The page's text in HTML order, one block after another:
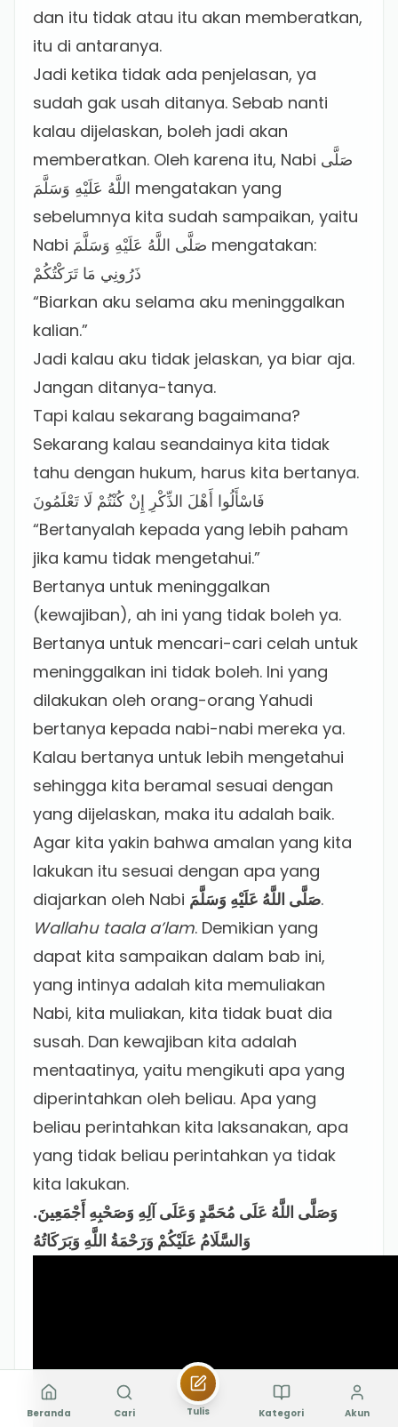
dan itu tidak atau itu akan memberatkan,
itu di antaranya.
Jadi ketika tidak ada penjelasan, ya
sudah gak usah ditanya. Sebab nanti
kalau dijelaskan, boleh jadi akan
memberatkan. Oleh karena itu, Nabi صَلَّى
اللَّهُ عَلَيْهِ وَسَلَّمَ mengatakan yang
sebelumnya kita sudah sampaikan, yaitu
Nabi صَلَّى اللَّهُ عَلَيْهِ وَسَلَّمَ mengatakan:
ذَرُونِي مَا تَرَكْتُكُمْ
“Biarkan aku selama aku meninggalkan
kalian.”
Jadi kalau aku tidak jelaskan, ya biar aja.
Jangan ditanya-tanya.
Tapi kalau sekarang bagaimana?
Sekarang kalau seandainya kita tidak
tahu dengan hukum, harus kita bertanya.
فَاسْأَلُوا أَهْلَ الذِّكْرِ إِنْ كُنْتُمْ لَا تَعْلَمُونَ
“Bertanyalah kepada yang lebih paham
jika kamu tidak mengetahui.”
Bertanya untuk meninggalkan
(kewajiban), ah ini yang tidak boleh ya.
Bertanya untuk mencari-cari celah untuk
meninggalkan ini tidak boleh. Ini yang
dilakukan oleh orang-orang Yahudi
bertanya kepada nabi-nabi mereka ya.
Kalau bertanya untuk lebih mengetahui
sehingga kita beramal sesuai dengan
yang dijelaskan, maka itu adalah baik.
Agar kita yakin bahwa amalan yang kita
lakukan itu sesuai dengan apa yang
diajarkan oleh Nabi صَلَّى اللَّهُ عَلَيْهِ وَسَلَّمَ.
Wallahu taala a’lam. Demikian yang
dapat kita sampaikan dalam bab ini,
yang intinya adalah kita memuliakan
Nabi, kita muliakan, kita tidak buat dia
susah. Dan kewajiban kita adalah
mentaatinya, yaitu mengikuti apa yang
diperintahkan oleh beliau. Apa yang
beliau perintahkan kita laksanakan, apa
yang tidak beliau perintahkan ya tidak
kita lakukan.
وَصَلَّى اللَّهُ عَلَى مُحَمَّدٍ وَعَلَى آلِهِ وَصَحْبِهِ أَجْمَعِينَ.
وَالسَّلَامُ عَلَيْكُمْ وَرَحْمَةُ اللَّهِ وَبَرَكَاتُهُ
Beranda Cari Tulis Kategori Akun